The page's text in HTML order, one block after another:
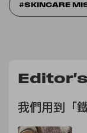
SKINCARE
我們用到「